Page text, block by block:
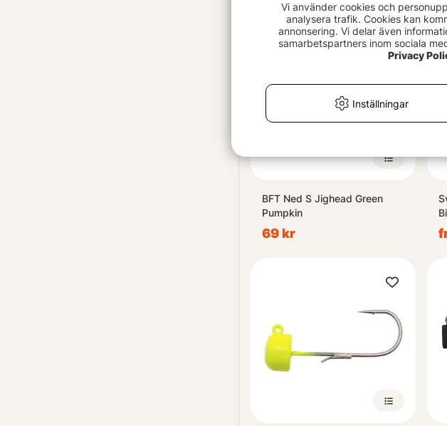
BFT Ned S Jighead Green
Pumpkin
69 kr
Vi använder cookies och
analysera trafik. Cookies kan
annonsering. Vi delar även
samarbetspartners inom sociala
Privacy
Inställningar